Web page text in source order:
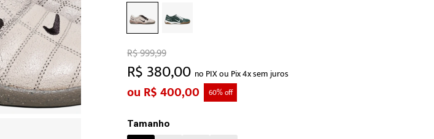
R$ 380,00 no PIX ou Pix 4x sem juros
R$ 999,99
R$ 400,00 60% off
Tamanho